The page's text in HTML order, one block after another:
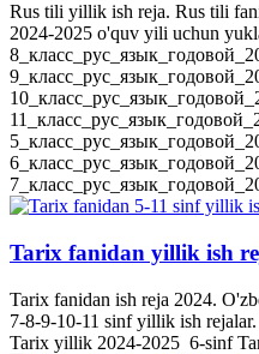
Rus tili yillik ish reja. Rus tili
2024-2025 o'quv yili uchun
Tarix fanidan yillik ish
Tarix fanidan ish reja 2024.
7-8-9-10-11 sinf yillik ish
Tarix yillik 2024-2025 6-sinf